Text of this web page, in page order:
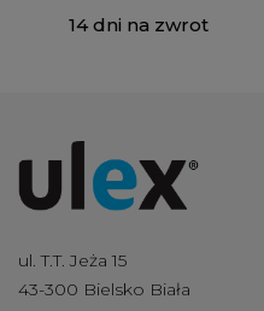
14 dni na zwrot
ul. T.T. Jeża 15
43-300 Bielsko Biała